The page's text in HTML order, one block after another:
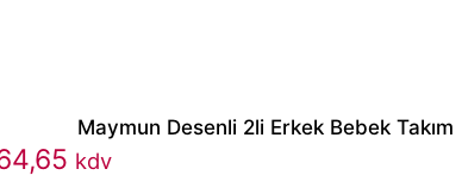
Maymun Desenli 2li Erkek Bebek Takım
kdv